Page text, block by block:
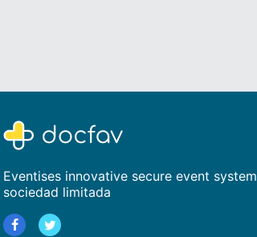
Eventises innovative secure event system
sociedad limitada